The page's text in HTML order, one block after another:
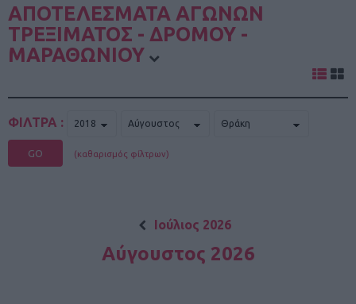
ΑΠΟΤΕΛΕΣΜΑΤΑ ΑΓΩΝΩΝ
ΤΡΕΞΙΜΑΤΟΣ - ΔΡΟΜΟΥ -
ΜΑΡΑΘΩΝΙΟΥ
ΦΙΛΤΡΑ :
GO (καθαρισμός φίλτρων)
Ιούλιος 2026
Αύγουστος 2026